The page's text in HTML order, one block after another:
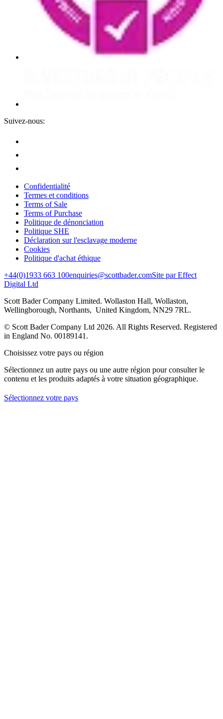
Suivez-nous:
Confidentialité
Termes et conditions
Terms of Sale
Terms of Purchase
Politique de dénonciation
Politique SHE
Déclaration sur l'esclavage moderne
Cookies
Politique d'achat éthique
+44(0)1933 663 100enquiries@scottbader.comSite par Effect
Digital Ltd
Scott Bader Company Limited. Wollaston Hall, Wollaston,
Wellingborough, Northants, United Kingdom, NN29 7RL.
© Scott Bader Company Ltd 2026. All Rights Reserved. Registered
in England No. 00189141.
Choisissez votre pays ou région
Sélectionnez un autre pays ou une autre région pour consulter le
contenu et les produits adaptés à votre situation géographique.
Sélectionnez votre pays